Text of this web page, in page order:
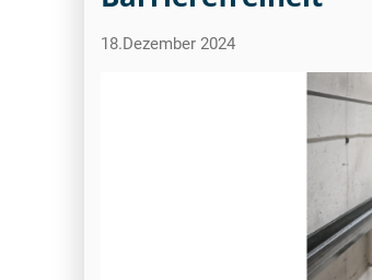
18.Dezember 2024